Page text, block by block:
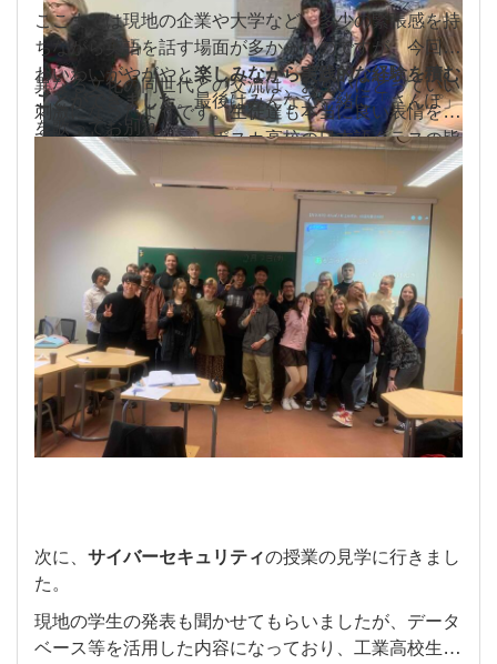
ここまでは現地の企業や大学など、多少の緊張感を持
ちながら英語を話す場面が多かったのですが、今回は
わいわいがやがやと楽しみながら実践的な経験を積む
ことができました。最後はみんなで一緒に「さんぽ」
を歌ってお別れ。
異なる文化の同世代との交流は、お互いにとっていい
刺激になったようです。生徒達も本当に良い表情をし
ていました。ヤーン・ポスカ高校の日本語クラスの皆
ありがとうございました。
次に、 サイバーセキュリティの授業の見学に行きまし
た。
現地の学生の発表も聞かせてもらいましたが、データ
ベース等を活用した内容になっており、工業高校生か